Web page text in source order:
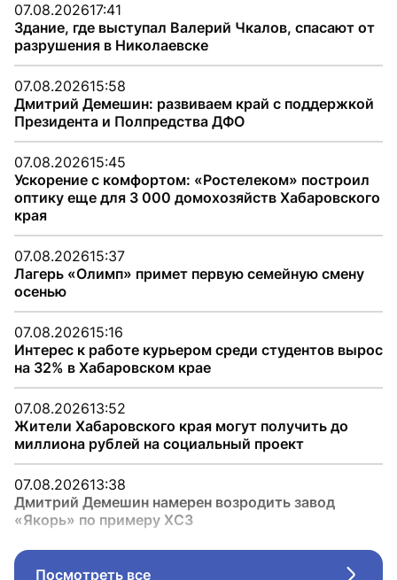
07.08.202617:41
Здание, где выступал Валерий Чкалов, спасают от
разрушения в Николаевске
07.08.202615:58
Дмитрий Демешин: развиваем край с поддержкой
Президента и Полпредства ДФО
07.08.202615:45
Ускорение с комфортом: «Ростелеком» построил
оптику еще для 3 000 домохозяйств Хабаровского
края
07.08.202615:37
Лагерь «Олимп» примет первую семейную смену
осенью
07.08.202615:16
Интерес к работе курьером среди студентов вырос
на 32% в Хабаровском крае
07.08.202613:52
Жители Хабаровского края могут получить до
миллиона рублей на социальный проект
07.08.202613:38
Дмитрий Демешин намерен возродить завод
«Якорь» по примеру ХСЗ
Посмотреть все